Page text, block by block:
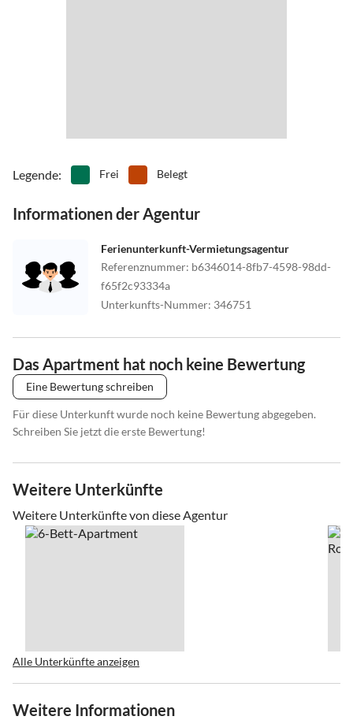
Legende: Frei Belegt
Informationen der Agentur
Ferienunterkunft-Vermietungsagentur
Referenznummer: b6346014-8fb7-4598-98dd-
f65f2c93334a
Unterkunfts-Nummer: 346751
Das Apartment hat noch keine Bewertung
Eine Bewertung schreiben
Für diese Unterkunft wurde noch keine Bewertung abgegeben.
Schreiben Sie jetzt die erste Bewertung!
Weitere Unterkünfte
Weitere Unterkünfte von diese Agentur
Alle Unterkünfte anzeigen
Weitere Informationen